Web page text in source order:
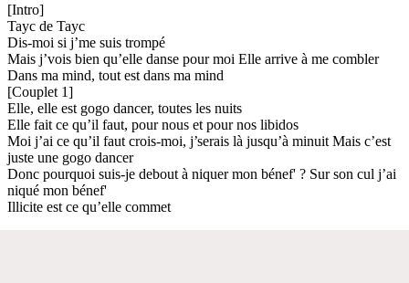
[Intro]
Tayc de Tayc
Dis-moi si j’me suis trompé
Mais j’vois bien qu’elle danse pour moi Elle arrive à me combler
Dans ma mind, tout est dans ma mind
[Couplet 1]
Elle, elle est gogo dancer, toutes les nuits
Elle fait ce qu’il faut, pour nous et pour nos libidos
Moi j’ai ce qu’il faut crois-moi, j’serais là jusqu’à minuit Mais c’est
juste une gogo dancer
Donc pourquoi suis-je debout à niquer mon bénef' ? Sur son cul j’ai
niqué mon bénef'
Illicite est ce qu’elle commet